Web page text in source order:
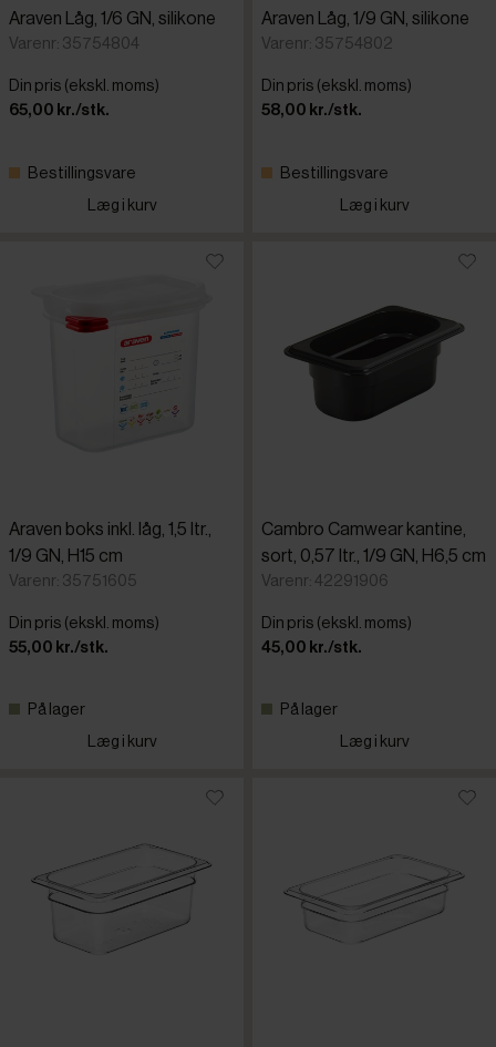
Araven Låg, 1/6 GN, silikone
Varenr: 35754804
Din pris (ekskl. moms)
65,00 kr./stk.
Bestillingsvare
Læg i kurv
Araven Låg, 1/9 GN, silikone
Varenr: 35754802
Din pris (ekskl. moms)
58,00 kr./stk.
Bestillingsvare
Læg i kurv
Araven boks inkl. låg, 1,5 ltr.,
1/9 GN, H15 cm
Varenr: 35751605
Din pris (ekskl. moms)
55,00 kr./stk.
På lager
Læg i kurv
Cambro Camwear kantine,
sort, 0,57 ltr., 1/9 GN, H6,5 cm
Varenr: 42291906
Din pris (ekskl. moms)
45,00 kr./stk.
På lager
Læg i kurv